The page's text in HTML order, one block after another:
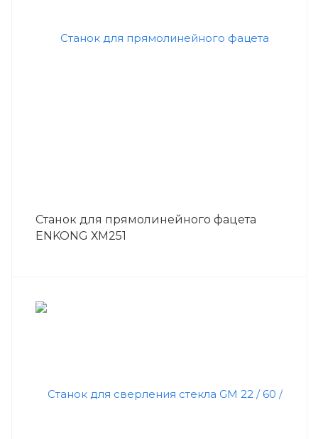
Станок для прямолинейного фацета
ENKONG ХM251